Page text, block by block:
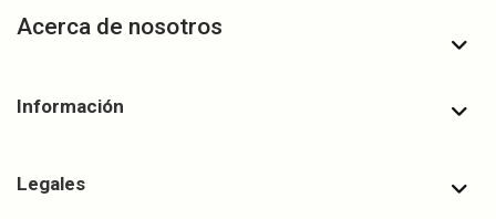
Acerca de nosotros
Información
Legales